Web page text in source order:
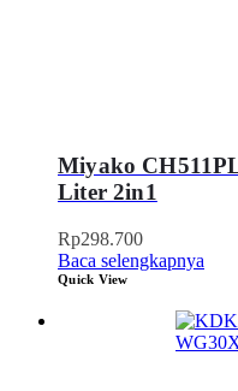
Miyako
Liter 2in1
Rp298.700
Baca selengkapnya
Quick View